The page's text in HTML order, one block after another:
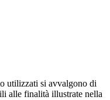
utilizzati si avvalgono di
alle finalità illustrate nella